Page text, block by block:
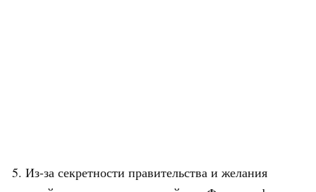
5. Из-за секретности правительства и желания